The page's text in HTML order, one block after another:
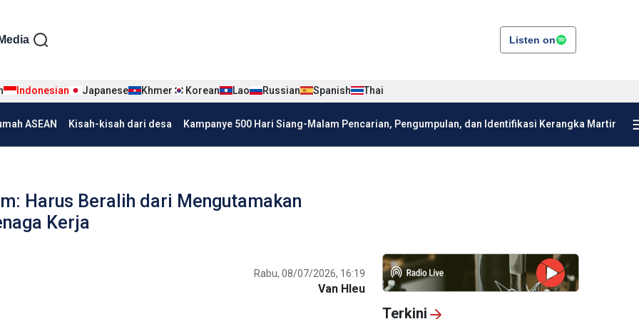
tiếng Indo
Media Listen on
Indonesian Japanese Khmer Korean Lao Russian Spanish Thai
ASEAN Kisah-kisah dari desa Kampanye 500 Hari Siang-Malam Pencarian, Pengumpulan, dan Identifikasi Kerangka Martir
Harus Beralih dari Mengutamakan
Kerja
Rabu, 08/07/2026, 16:19
Van HIeu
Terkini